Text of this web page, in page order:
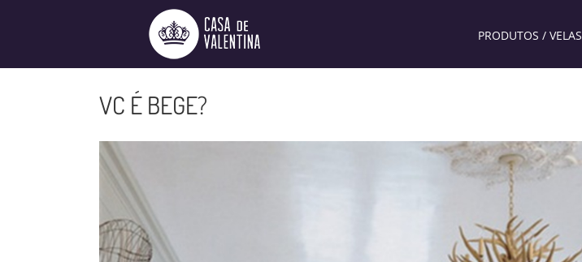
PRODUTOS / VELAS
VC É BEGE?